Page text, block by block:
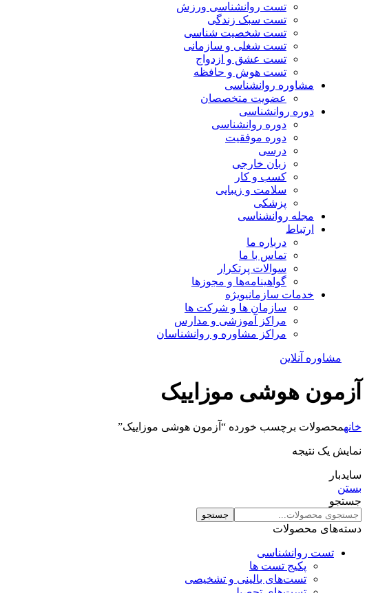
تست روانشناسی ورزش
تست سبک زندگی
تست شخصیت شناسی
تست شغلی و سازمانی
تست عشق و ازدواج
تست هوش و حافظه
مشاوره روانشناسی
عضویت متخصصان
دوره روانشناسی
دوره روانشناسی
دوره موفقیت
درسی
زبان خارجی
کسب و کار
سلامت و زیبایی
پزشکی
مجله روانشناسی
ارتباط
درباره ما
تماس با ما
سوالات پرتکرار
گواهینامه‌ها و مجوزها
خدمات سازمانیویژه
سازمان ها و شرکت ها
مراکز آموزشی و مدارس
مراکز مشاوره و روانشناسان
مشاوره آنلاین
آزمون هوشی موزاییک
خانهمحصولات برچسب خورده “آزمون هوشی موزاییک”
نمایش یک نتیجه
سایدبار
بستن
جستجو
جستجو
دسته‌های محصولات
تست روانشناسی
پکیج تست ها
تست‌های بالینی و تشخیصی